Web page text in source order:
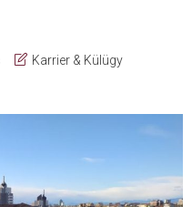
Karrier & Külügy